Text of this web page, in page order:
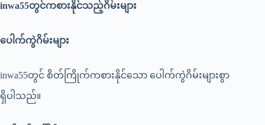
inwa55တွင်ကစားနိုင်သည့်ဂိမ်းများ
ပေါက်ကွဲဂိမ်းများ
inwa55တွင် စိတ်ကြိုက်ကစားနိုင်သော ပေါက်ကွဲဂိမ်းများစွာ
ရှိပါသည်။